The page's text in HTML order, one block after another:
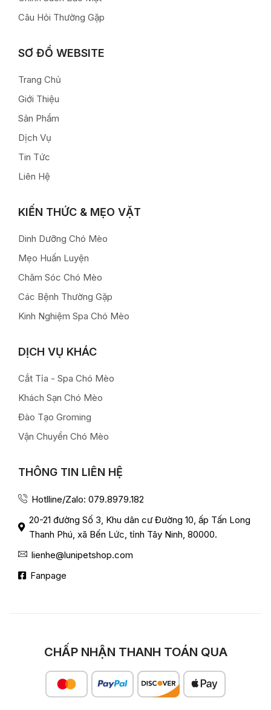
Câu Hỏi Thường Gặp
SƠ ĐỒ WEBSITE
Trang Chủ
Giới Thiệu
Sản Phẩm
Dịch Vụ
Tin Tức
Liên Hệ
KIẾN THỨC & MẸO VẶT
Dinh Dưỡng Chó Mèo
Mẹo Huấn Luyện
Chăm Sóc Chó Mèo
Các Bệnh Thường Gặp
Kinh Nghiệm Spa Chó Mèo
DỊCH VỤ KHÁC
Cắt Tỉa - Spa Chó Mèo
Khách Sạn Chó Mèo
Đào Tạo Groming
Vận Chuyển Chó Mèo
THÔNG TIN LIÊN HỆ
Hotlline/Zalo: 079.8979.182
20-21 đường Số 3, Khu dân cư Đường 10, ấp Tấn Long
Thanh Phú, xã Bến Lức, tỉnh Tây Ninh, 80000.
lienhe@lunipetshop.com
Fanpage
CHẤP NHẬN THANH TOÁN QUA